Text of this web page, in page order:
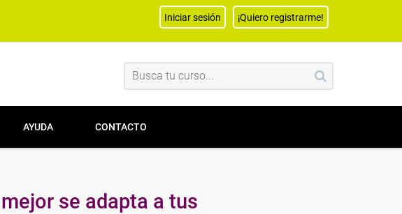
Iniciar sesión ¡Quiero registrarme!
AYUDA CONTACTO
se adapta a tus